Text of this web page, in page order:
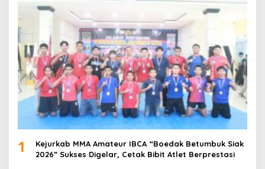
1
Kejurkab MMA Amateur IBCA “Boedak Betumbuk Siak
2026” Sukses Digelar, Cetak Bibit Atlet Berprestasi